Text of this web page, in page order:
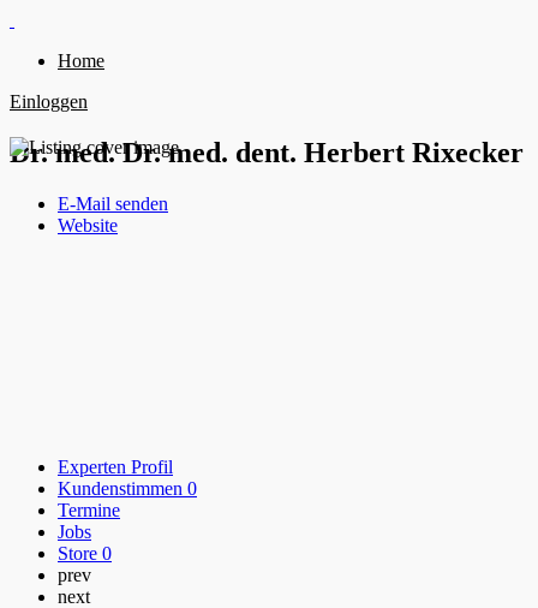
Home
Einloggen
Dr. med. Dr. med. dent. Herbert Rixecker
E-Mail senden
Website
Experten Profil
Kundenstimmen 0
Termine
Jobs
Store 0
prev
next